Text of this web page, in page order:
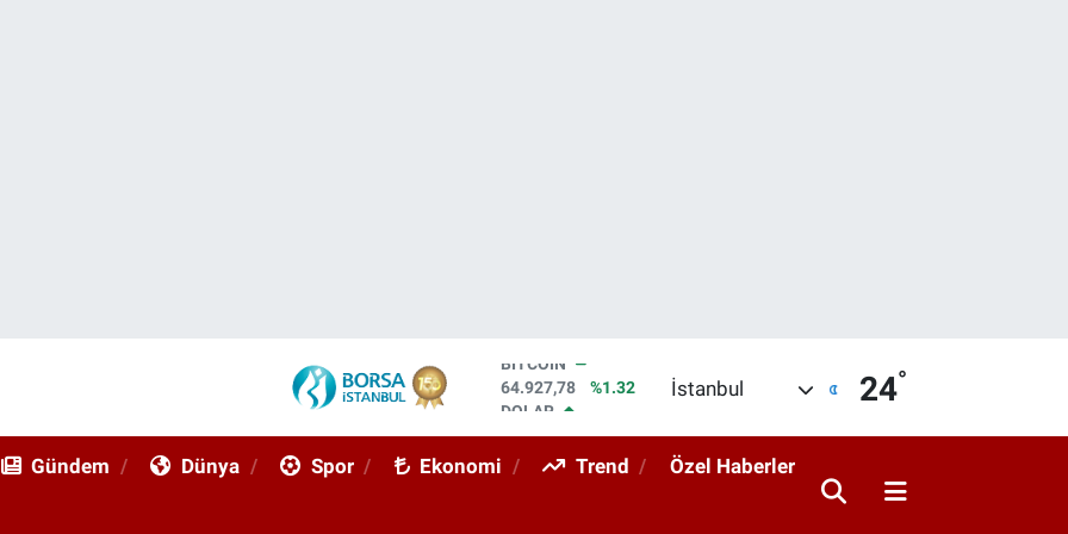
DOLAR
47,5894
%0.08
STERLİN
İstanbul 24°
Gündem Dünya Spor Ekonomi Trend Özel Haberler